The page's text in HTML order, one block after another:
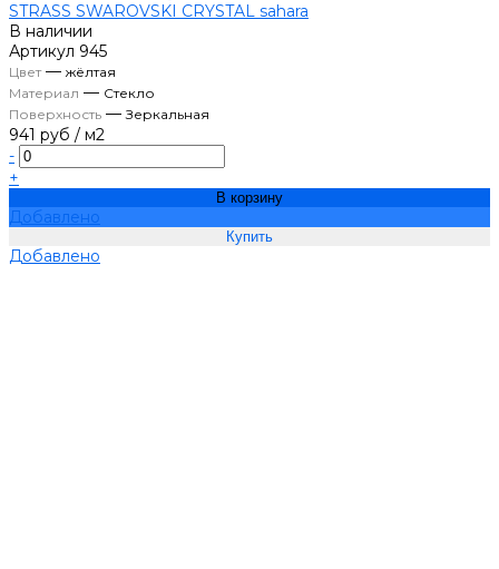
STRASS SWAROVSKI CRYSTAL sahara
В наличии
Артикул 945
Цвет— жёлтая
Материал — Стекло
Поверхность —Зеркальная
941 руб / м2
-
+
В корзину
Добавлено
Добавлено